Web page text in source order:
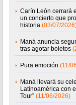
Carín León cerrará
un concierto que
historia (03/07/
Maná anuncia
tras agotar boletos
Pura emoción (11/
Maná llevará su
Latinoamérica con
Tour” (11/06/2026)